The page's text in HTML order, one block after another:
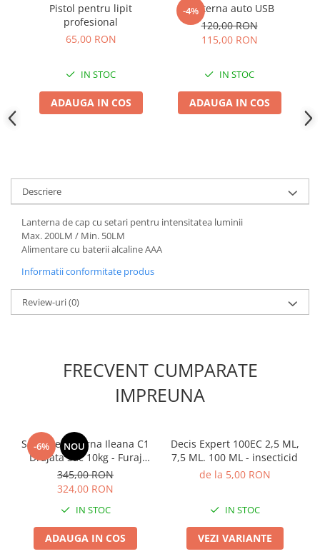
Seminte sfecla
Seminte telina
Seminte Vinete
Verdeturi
Seminte Legume Profesionale
Pesticide
Adjuvant
BIO
Diverse
Erbicid
Fungicid
Insecticid
Ingrasaminte plante
Ingrasaminte plante - CUTIE / KG
Ingrasaminte plante - FLORI
Ingrasaminte plante - FLORI - GEL
Casa, Gradina
Accesorii agricole
Accesorii gard electric
Pistol pentru lipit
profesional
65,00 RON
IN STOC
ADAUGA IN COS
-4%
Lanterna auto USB
120,00 RON
115,00 RON
IN STOC
ADAUGA IN COS
Descriere
Lanterna de cap cu setari pentru intensitatea luminii
Max. 200LM / Min. 50LM
Alimentare cu baterii alcaline AAA
Informatii conformitate produs
Review-uri(0)
FRECVENT CUMPARATE
IMPREUNA
-6% NOU
Seminte Lucerna Ileana C1
Drajata Sac 10kg - Furaj
Premium de Inalta
Productivitate
345,00 RON
324,00 RON
IN STOC
ADAUGA IN COS
Decis Expert 100EC 2,5 ML,
7,5 ML. 100 ML - insecticid
de la 5,00 RON
IN STOC
VEZI VARIANTE